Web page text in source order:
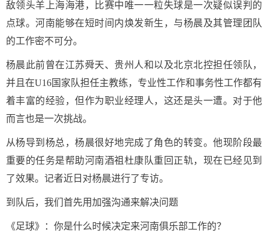
敌领头羊上海海港，比赛中唯一一粒失球是一次疑似误判的
点球。河南能够在短时间内焕发新生，与杨晨及其管理团队
的工作密不可分。
杨晨此前曾在江苏舜天、贵州人和以及北京北控担任领队，
并且在U16国家队担任主教练，专业性工作和事务性工作都有
着丰富的经验，但作为职业经理人，这还是头一遭。对于他
而言也是一次挑战。
从杨导到杨总，杨晨很好地完成了角色的转变。他现阶段最
重要的任务是帮助河南酒祖杜康队重回正轨，现在已经见到
了效果。记者近日对杨晨进行了专访。
到队后，我们首先用加强沟通来解决问题
《足球》：你是什么时候决定来河南俱乐部工作的？